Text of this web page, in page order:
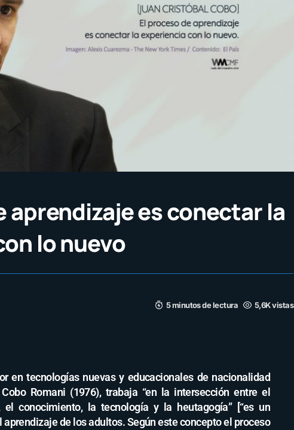
aprendizaje es conectar la
lo nuevo
5 minutos de lectura
5,6K vistas
en tecnologías nuevas y educacionales de nacionalidad
Romani (1976)​, trabaja “en la intersección entre el
conocimiento, la tecnología y la heutagogía” [“es un
de los adultos. Según este concepto el proceso